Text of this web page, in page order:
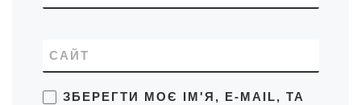
САЙТ
ЗБЕРЕГТИ МОЄ ІМ'Я, E-MAIL, ТА